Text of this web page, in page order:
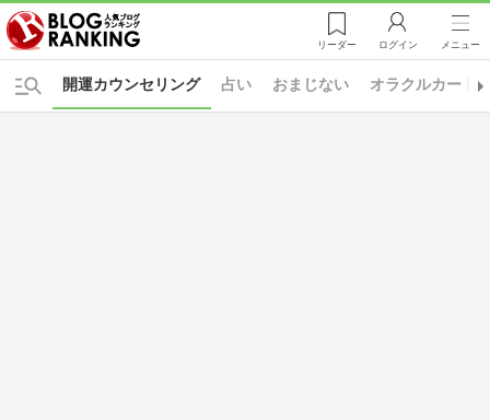
リーダー ログイン メニュー
占い おまじない オラクルカード
開運カウンセリング